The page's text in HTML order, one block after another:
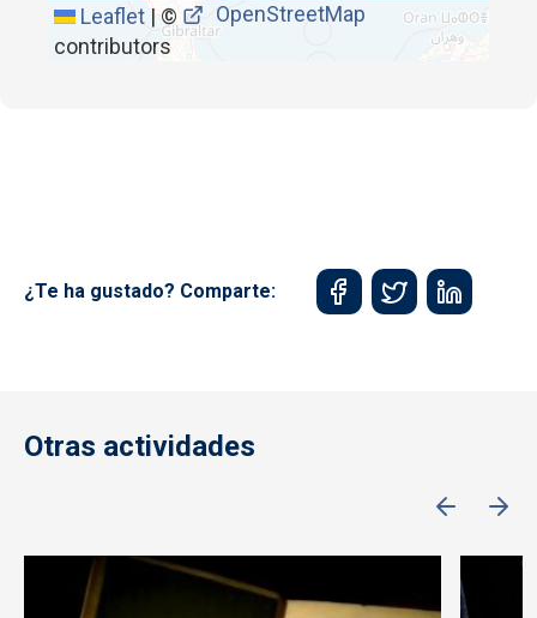
Leaflet | ©
OpenStreetMap
contributors
¿Te ha gustado? Comparte:
Otras actividades